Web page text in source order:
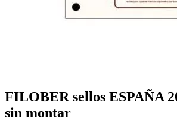
FILOBER sellos ESPAÑA
sin montar